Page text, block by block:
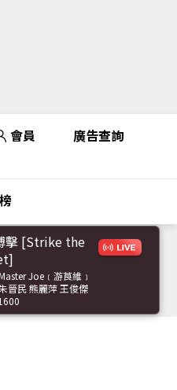
會員 廣告查詢
擊 [Strike the
Joe﹝游莨維﹞
晉民 熊麗萍 王俊傑